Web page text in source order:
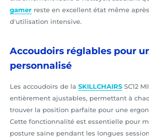
gamer reste en excellent état même
d'utilisation intensive.
Accoudoirs réglables pour
personnalisé
Les accoudoirs de la SKILLCHAIRS SC12
entièrement ajustables, permettant à
trouver la position parfaite pour une
Cette fonctionnalité est essentielle pour
posture saine pendant les longues